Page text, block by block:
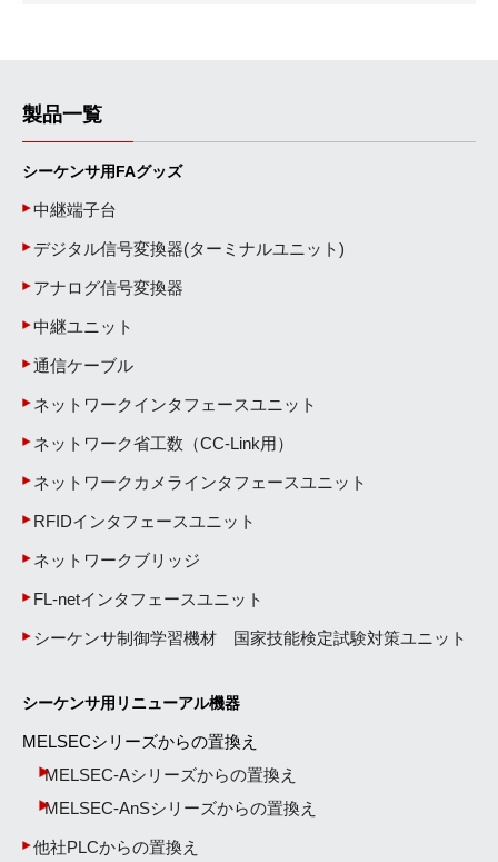
製品一覧
シーケンサ用FAグッズ
中継端子台
デジタル信号変換器(ターミナルユニット)
アナログ信号変換器
中継ユニット
通信ケーブル
ネットワークインタフェースユニット
ネットワーク省工数（CC-Link用）
ネットワークカメラインタフェースユニット
RFIDインタフェースユニット
ネットワークブリッジ
FL-netインタフェースユニット
シーケンサ制御学習機材 国家技能検定試験対策ユニット
シーケンサ用リニューアル機器
MELSECシリーズからの置換え
MELSEC-Aシリーズからの置換え
MELSEC-AnSシリーズからの置換え
他社PLCからの置換え